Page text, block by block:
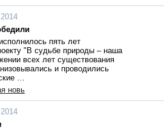
пять лет
"В судьбе природы – наша
всех лет существования
и проводились
…
новь